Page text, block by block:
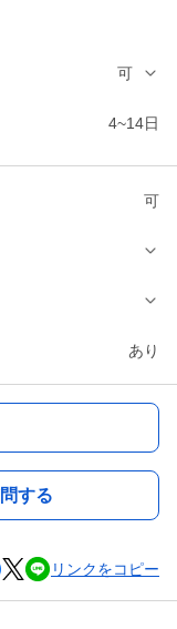
可
4~14日
可
あり
する
リンクをコピー